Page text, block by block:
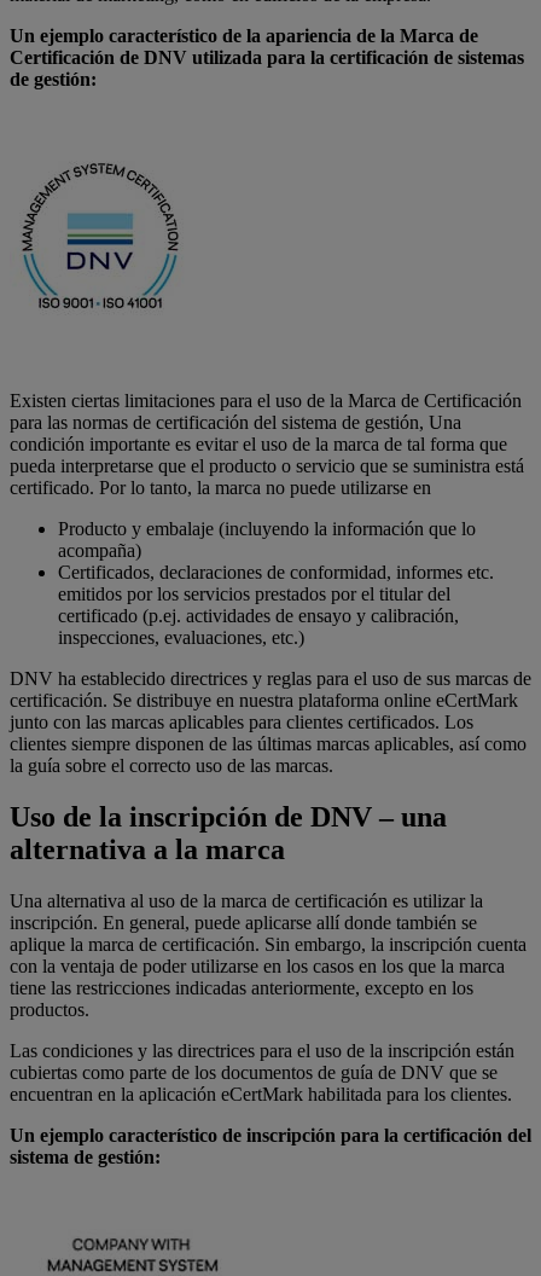
Un ejemplo característico de la apariencia de la Marca de
Certificación de DNV utilizada para la certificación de sistemas
de gestión:
Existen ciertas limitaciones para el uso de la Marca de Certificación
para las normas de certificación del sistema de gestión, Una
condición importante es evitar el uso de la marca de tal forma que
pueda interpretarse que el producto o servicio que se suministra está
certificado. Por lo tanto, la marca no puede utilizarse en
Producto y embalaje (incluyendo la información que lo
acompaña)
Certificados, declaraciones de conformidad, informes etc.
emitidos por los servicios prestados por el titular del
certificado (p.ej. actividades de ensayo y calibración,
inspecciones, evaluaciones, etc.)
DNV ha establecido directrices y reglas para el uso de sus marcas de
certificación. Se distribuye en nuestra plataforma online eCertMark
junto con las marcas aplicables para clientes certificados. Los
clientes siempre disponen de las últimas marcas aplicables, así como
la guía sobre el correcto uso de las marcas.
Uso de la inscripción de DNV – una
alternativa a la marca
Una alternativa al uso de la marca de certificación es utilizar la
inscripción. En general, puede aplicarse allí donde también se
aplique la marca de certificación. Sin embargo, la inscripción cuenta
con la ventaja de poder utilizarse en los casos en los que la marca
tiene las restricciones indicadas anteriormente, excepto en los
productos.
Las condiciones y las directrices para el uso de la inscripción están
cubiertas como parte de los documentos de guía de DNV que se
encuentran en la aplicación eCertMark habilitada para los clientes.
Un ejemplo característico de inscripción para la certificación del
sistema de gestión: